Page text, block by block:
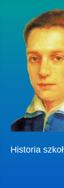
Historia